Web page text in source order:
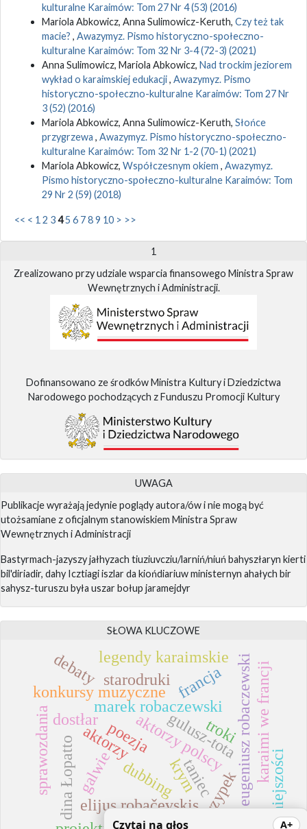
Czytaj na głos A+
kulturalne Karaimów: Tom 27 Nr 4 (53) (2016)
Mariola Abkowicz, Anna Sulimowicz-Keruth, Czy też tak
macie? , Awazymyz. Pismo historyczno-społeczno-
kulturalne Karaimów: Tom 32 Nr 3-4 (72-3) (2021)
Anna Sulimowicz, Mariola Abkowicz, Nad trockim jeziorem
wykład o karaimskiej edukacji, Awazymyz. Pismo
historyczno-społeczno-kulturalne Karaimów: Tom 27 Nr
3 (52) (2016)
Mariola Abkowicz, Anna Sulimowicz-Keruth, Słońce
przygrzewa , Awazymyz. Pismo historyczno-społeczno-
kulturalne Karaimów: Tom 32 Nr 1-2 (70-1) (2021)
Mariola Abkowicz, Współczesnym okiem , Awazymyz.
Pismo historyczno-społeczno-kulturalne Karaimów: Tom
29 Nr 2 (59) (2018)
<< < 1 2 345 6 789 10 > >>
1
Zrealizowano przy udziale wsparcia finansowego Ministra Spraw
Wewnętrznych i Administracji.
Dofinansowano ze środków Ministra Kultury i Dziedzictwa
Narodowego pochodzących z Funduszu Promocji Kultury
UWAGA
Publikacje wyrażają jedynie poglądy autora/ów i nie mogą być
utożsamiane z oficjalnym stanowiskiem Ministra Spraw
Wewnętrznych i Administracji
Bastyrmach-jazyszy jałhyzach tiuziuvcziu/larniń/niuń bahyszłaryn kierti
bil'diriadir, dahy Icztiagi iszlar da kiońdiariuw ministernyn ahałych bir
sahysz-turuszu była uszar bołup jaramejdyr
SŁOWA KLUCZOWE
marek robaczewski
aktorzyaktorzy polscy
dubbing eugeniusz robaczewski
elijus robačevskisskrzypek
konkursy muzyczne karaimi we francji
francja
dostłar
dina Łopatto poezja
legendy karaimskie
gulusz-tota
taniec
kajtarma
krym
starodruki
galwie
troki
sprawozdania mniejszości
debaty